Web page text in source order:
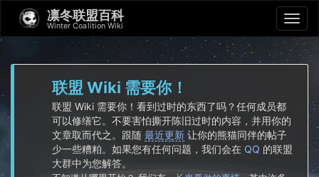
凛冬联盟百科
Winter Coalition Wiki
联盟 Wiki 需要你！
联盟 Wiki 需要你！看到过时的东西了吗？任何成员都
可以修缮它。不要害怕撕开陈旧过时的内容，并用你的
文章取而代之。跟随最近更新 让你的熊猫同伴的帖子
少一些糟粕。如果您有任何问题，我们会在 QQ 的联盟
大群中为您解答。